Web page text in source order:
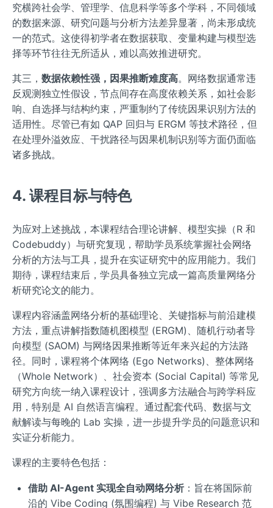
究横跨社会学、管理学、信息科学等多个学科，不同领域
的数据来源、研究问题与分析方法差异显著，尚未形成统
一的范式。这使得初学者在数据获取、变量构建与模型选
择等环节往往无所适从，难以高效推进研究。
其三， 数据依赖性强，因果推断难度高。网络数据通常违
反观测独立性假设，节点间存在高度依赖关系，如社会影
响、自选择与结构约束，严重制约了传统因果识别方法的
适用性。尽管已有如 QAP 回归与 ERGM 等技术路径，但
在处理外溢效应、干扰路径与因果机制识别等方面仍面临
诸多挑战。
4. 课程目标与特色
为应对上述挑战，本课程结合理论讲解、模型实操（R 和
Codebuddy）与研究复现，帮助学员系统掌握社会网络
分析的方法与工具，提升在实证研究中的应用能力。我们
期待，课程结束后，学员具备独立完成一篇高质量网络分
析研究论文的能力。
课程内容涵盖网络分析的基础理论、关键指标与前沿建模
方法，重点讲解指数随机图模型 (ERGM)、随机行动者导
向模型 (SAOM) 与网络因果推断等近年来兴起的方法路
径。同时，课程将个体网络 (Ego Networks)、整体网络
（Whole Network）、社会资本 (Social Capital) 等常见
研究方向统一纳入课程设计，强调多方法融合与跨学科应
用，特别是 AI 自然语言编程。通过配套代码、数据与文
献解读与每晚的 Lab 实操，进一步提升学员的问题意识和
实证分析能力。
课程的主要特色包括：
借助 AI-Agent 实现全自动网络分析：旨在将国际前
沿的 Vibe Coding (氛围编程) 与 Vibe Research 范